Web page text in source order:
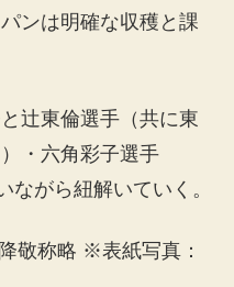
ンは明確な収穫と課
辻東倫選手（共に東
・六角彩子選手
ながら紐解いていく。
敬称略 ※表紙写真：